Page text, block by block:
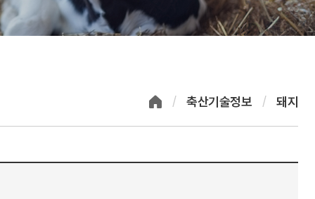
축산기술정보 돼지